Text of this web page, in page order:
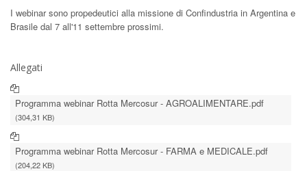
I webinar sono propedeutici alla missione di Confindustria in Argentina e
Brasile dal 7 all'11 settembre prossimi.
Allegati
Programma webinar Rotta Mercosur - AGROALIMENTARE.pdf
(304,31 KB)
Programma webinar Rotta Mercosur - FARMA e MEDICALE.pdf
(204,22 KB)